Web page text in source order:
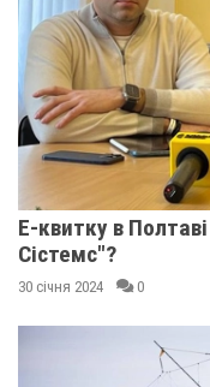
Е-квитку в
Сістемс"?
30 січня 2024 0